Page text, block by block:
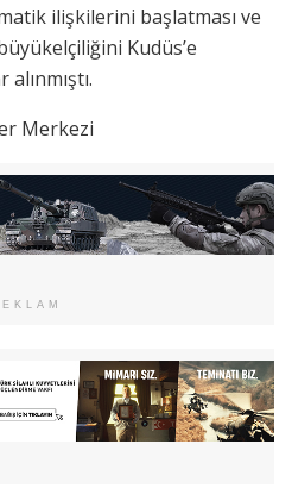
ilişkilerini başlatması ve
Kudüs’e
Merkezi